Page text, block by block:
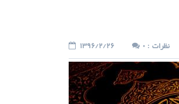
1396/2/26 0 : نظرات